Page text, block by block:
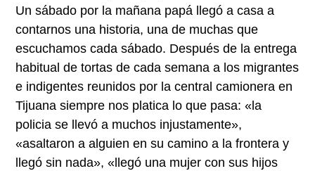
Un sábado por la mañana papá llegó a casa a
contarnos una historia, una de muchas que
escuchamos cada sábado. Después de la entrega
habitual de tortas de cada semana a los migrantes
e indigentes reunidos por la central camionera en
Tijuana siempre nos platica lo que pasa: «la
policia se llevó a muchos injustamente»,
«asaltaron a alguien en su camino a la frontera y
llegó sin nada», «llegó una mujer con sus hijos